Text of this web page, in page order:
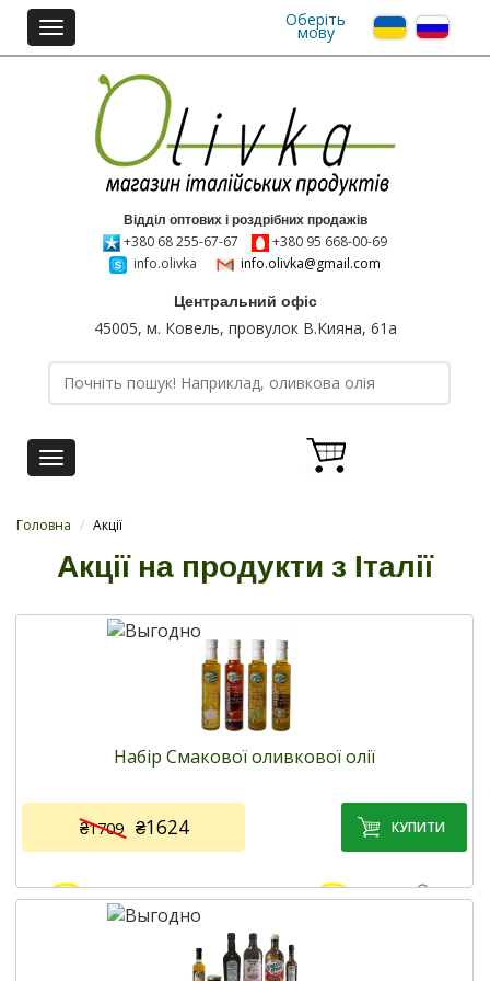
Toggle
navigation
Оберіть
мову
Відділ оптових і роздрібних продажів
+380 68 255-67-67
+380 95 668-00-69
info.olivka
info.olivka@gmail.com
Центральний офіс
45005, м. Ковель, провулок В.Кияна, 61а
Toggle
navigation
Головна / Акції
Акції на продукти з Італії
Набір Смакової оливкової олії
₴1709 ₴1624